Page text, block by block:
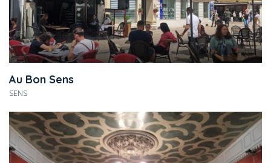
Au Bon Sens
SENS